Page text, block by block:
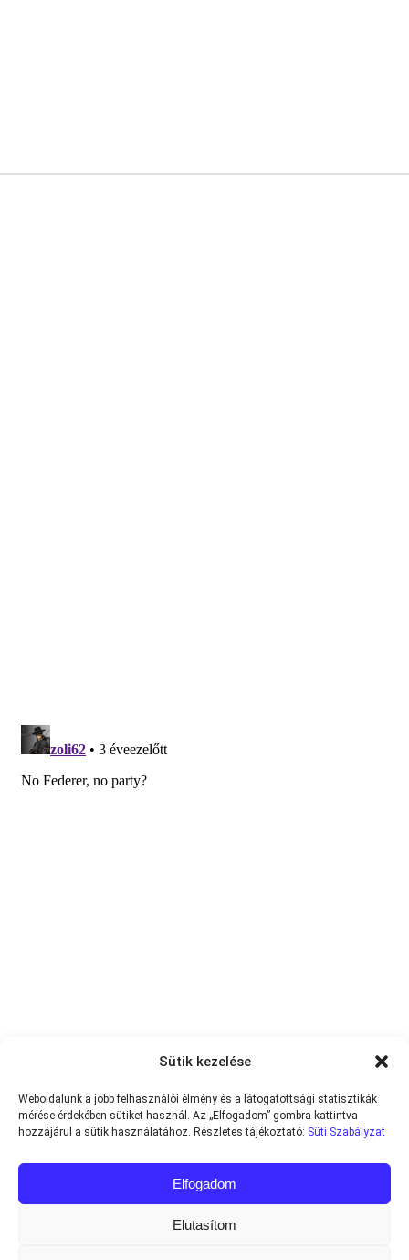
Sütik kezelése
Weboldalunk a jobb felhasználói élmény és a látogatottsági statisztikák
mérése érdekében sütiket használ. Az „Elfogadom” gombra kattintva
hozzájárul a sütik használatához. Részletes tájékoztató: Süti Szabályzat
Elfogadom
Elutasítom